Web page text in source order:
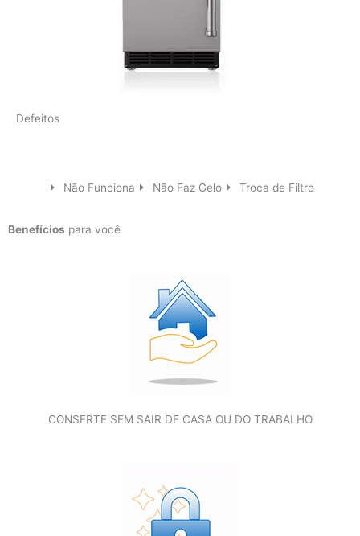
Defeitos
Não Funciona Não Faz Gelo Troca de Filtro
Benefícios para você
CONSERTE SEM SAIR DE CASA OU DO TRABALHO